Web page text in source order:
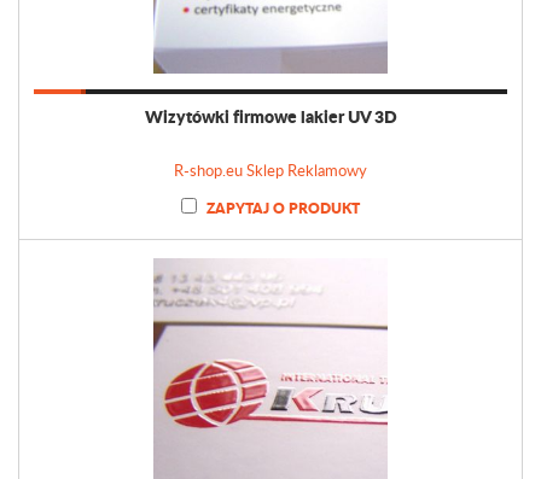
Wizytówki firmowe lakier UV 3D
R-shop.eu Sklep Reklamowy
ZAPYTAJ O PRODUKT